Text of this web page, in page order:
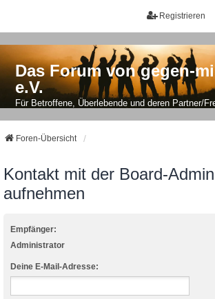
Registrieren
Das Forum von gegen-
e.V.
Für Betroffene, Überlebende und deren Partner/
Foren-Übersicht
Kontakt mit der Board-
aufnehmen
Empfänger:
Administrator
Deine E-Mail-Adresse: